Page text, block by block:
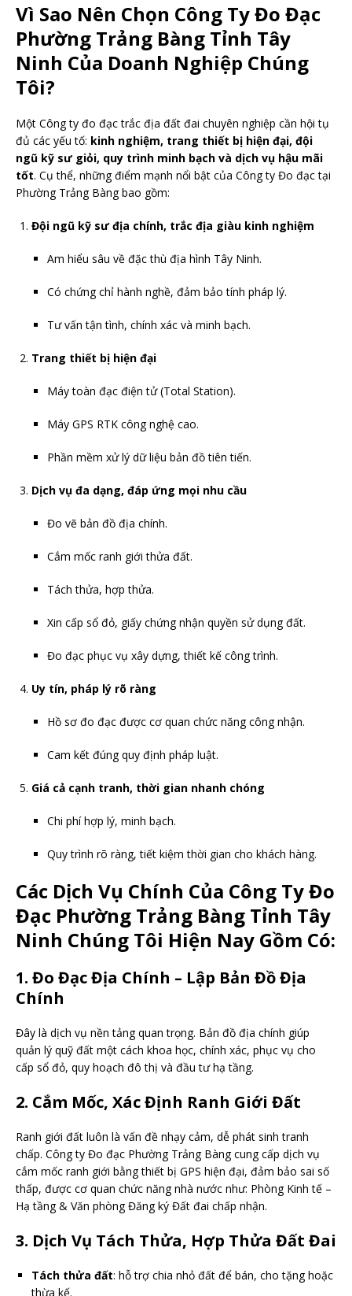
Vì Sao Nên Chọn Công Ty Đo Đạc
Phường Trảng Bàng Tỉnh Tây
Ninh Của Doanh Nghiệp Chúng
Tôi?
Một Công ty đo đạc trắc địa đất đai chuyên nghiệp cần hội tụ
đủ các yếu tố: kinh nghiệm, trang thiết bị hiện đại, đội
ngũ kỹ sư giỏi, quy trình minh bạch và dịch vụ hậu mãi
tốt. Cụ thể, những điểm mạnh nổi bật của Công ty Đo đạc tại
Phường Trảng Bàng bao gồm:
Đội ngũ kỹ sư địa chính, trắc địa giàu kinh nghiệm
Am hiểu sâu về đặc thù địa hình Tây Ninh.
Có chứng chỉ hành nghề, đảm bảo tính pháp lý.
Tư vấn tận tình, chính xác và minh bạch.
Trang thiết bị hiện đại
Máy toàn đạc điện tử (Total Station).
Máy GPS RTK công nghệ cao.
Phần mềm xử lý dữ liệu bản đồ tiên tiến.
Dịch vụ đa dạng, đáp ứng mọi nhu cầu
Đo vẽ bản đồ địa chính.
Cắm mốc ranh giới thửa đất.
Tách thửa, hợp thửa.
Xin cấp sổ đỏ, giấy chứng nhận quyền sử dụng đất.
Đo đạc phục vụ xây dựng, thiết kế công trình.
Uy tín, pháp lý rõ ràng
Hồ sơ đo đạc được cơ quan chức năng công nhận.
Cam kết đúng quy định pháp luật.
Giá cả cạnh tranh, thời gian nhanh chóng
Chi phí hợp lý, minh bạch.
Quy trình rõ ràng, tiết kiệm thời gian cho khách hàng.
Các Dịch Vụ Chính Của Công Ty Đo
Đạc Phường Trảng Bàng Tỉnh Tây
Ninh Chúng Tôi Hiện Nay Gồm Có:
1. Đo Đạc Địa Chính – Lập Bản Đồ Địa
Chính
Đây là dịch vụ nền tảng quan trọng. Bản đồ địa chính giúp
quản lý quỹ đất một cách khoa học, chính xác, phục vụ cho
cấp sổ đỏ, quy hoạch đô thị và đầu tư hạ tầng.
2. Cắm Mốc, Xác Định Ranh Giới Đất
Ranh giới đất luôn là vấn đề nhạy cảm, dễ phát sinh tranh
chấp. Công ty Đo đạc Phường Trảng Bàng cung cấp dịch vụ
cắm mốc ranh giới bằng thiết bị GPS hiện đại, đảm bảo sai số
thấp, được cơ quan chức năng nhà nước như: Phòng Kinh tế –
Hạ tầng & Văn phòng Đăng ký Đất đai chấp nhận.
3. Dịch Vụ Tách Thửa, Hợp Thửa Đất Đai
Tách thửa đất: hỗ trợ chia nhỏ đất để bán, cho tặng hoặc
thừa kế.